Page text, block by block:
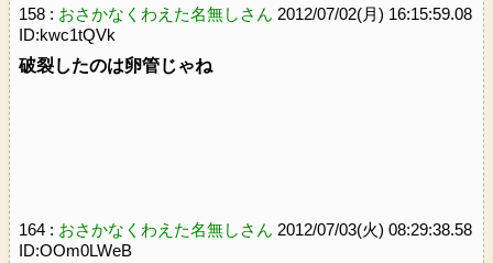
158 : おさかなくわえた名無しさん 2012/07/02(月) 16:15:59.08
ID:kwc1tQVk
破裂したのは卵管じゃね
164 : おさかなくわえた名無しさん 2012/07/03(火) 08:29:38.58
ID:OOm0LWeB